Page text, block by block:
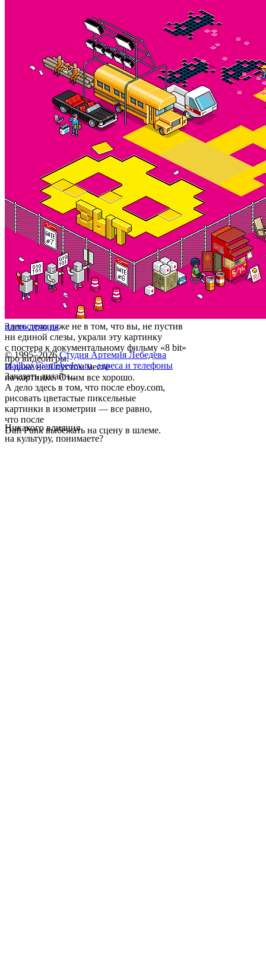
Здесь дело даже не в том, что вы, не пустив
ни единой слезы, украли эту картинку
с постера к документальному фильму «8 bit»
про видеоигры.
И даже не в пустом месте
на картинке. С ним все хорошо.
А дело здесь в том, что после eboy.com,
рисовать цветастые пиксельные
картинки в изометрии — все равно,
что после
Daft Punk выбежать на сцену в шлеме.
Никакого влияния
на культуру, понимаете?
иллюстрация
© 1995–2026 Студия Артемия Лебедева
mailbox@artlebedev.ru, адреса и телефоны
Заказать дизайн...